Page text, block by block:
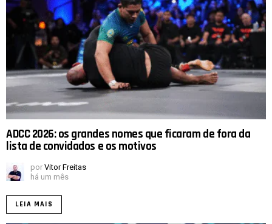
ADCC 2026: os grandes nomes que ficaram de fora da
lista de convidados e os motivos
por Vitor Freitas
há um mês
LEIA MAIS